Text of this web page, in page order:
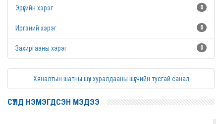
Эрүүгийн хэрэг 0
Иргэний хэрэг 0
Захиргааны хэрэг 0
Хяналтын шатны шүүх хуралдааны шүүгчийн тусгай санал
СҮҮЛД НЭМЭГДСЭН МЭДЭЭ